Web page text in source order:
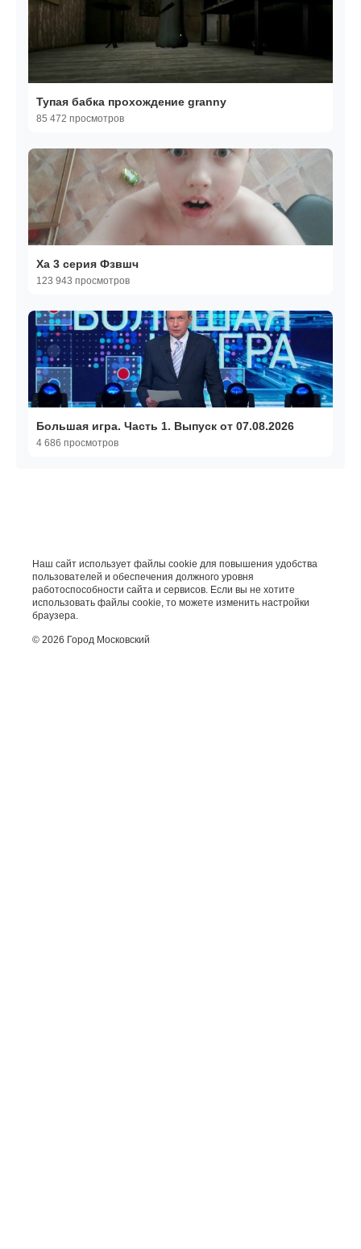
Тупая бабка прохождение granny
85 472 просмотров
Ха 3 серия Фзвшч
123 943 просмотров
Большая игра. Часть 1. Выпуск от 07.08.2026
4 686 просмотров
Наш сайт использует файлы cookie для повышения удобства
пользователей и обеспечения должного уровня
работоспособности сайта и сервисов. Если вы не хотите
использовать файлы cookie, то можете изменить настройки
браузера.
© 2026 Город Московский